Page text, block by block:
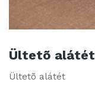
Ültetõ alátét
Ültetõ alátét